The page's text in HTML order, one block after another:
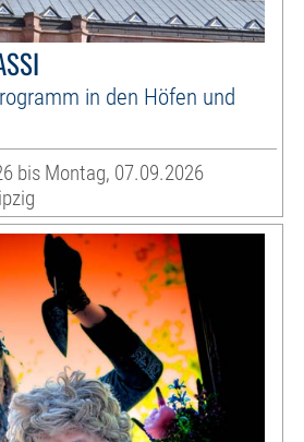
in den Höfen und
bis Montag, 07.09.2026